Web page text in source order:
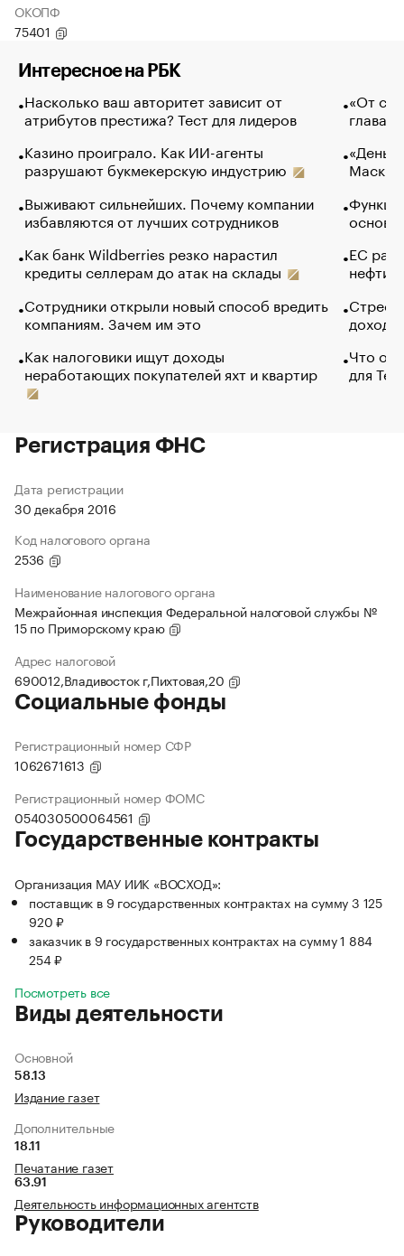
ОКОПФ
75401
Интересное на РБК
Насколько ваш авторитет зависит от
атрибутов престижа? Тест для лидеров
Казино проиграло. Как ИИ-агенты
разрушают букмекерскую индустрию
Выживают сильнейших. Почему компании
избавляются от лучших сотрудников
Как банк Wildberries резко нарастил
кредиты селлерам до атак на склады
Сотрудники открыли новый способ вредить
компаниям. Зачем им это
Как налоговики ищут доходы
неработающих покупателей яхт и квартир
«От
глава
Маск в
основ
ЕС
нефти
Что
для
Регистрация ФНС
Дата регистрации
30 декабря 2016
Код налогового органа
2536
Наименование налогового органа
Межрайонная инспекция Федеральной налоговой службы №
15 по Приморскому краю
Адрес налоговой
690012,Владивосток г,Пихтовая,20
Социальные фонды
Регистрационный номер СФР
1062671613
Регистрационный номер ФОМС
054030500064561
Государственные контракты
Организация МАУ ИИК «ВОСХОД»:
поставщик в 9 государственных контрактах на сумму 3 125
920 ₽
заказчик в 9 государственных контрактах на сумму 1 884
254 ₽
Посмотреть все
Виды деятельности
Основной
58.13
Издание газет
Дополнительные
18.11
Печатание газет
63.91
Деятельность информационных агентств
Руководители